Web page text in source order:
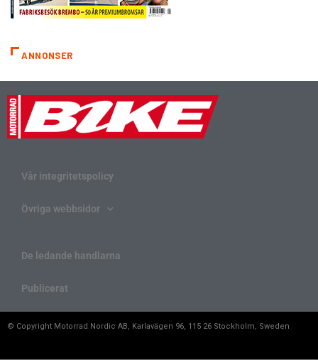
ANNONSER
Vår integritetspolicy
Övriga webbsidor
De ledande handlarna
Publicerat
© Copyright Motorrad Nordic AB, Karlavägen 96, 115 26 Stockholm, Sweden